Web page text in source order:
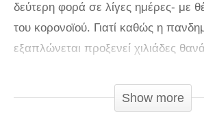
δεύτερη φορά σε λίγες ημέρες- με
του κορονοϊού. Γιατί καθώς η
εξαπλώνεται προξενεί χιλιάδες
πατρίδα μας. Σε τέτοιες στιγμές
χρόνος μοιάζει να μην χωράει τα
Show more